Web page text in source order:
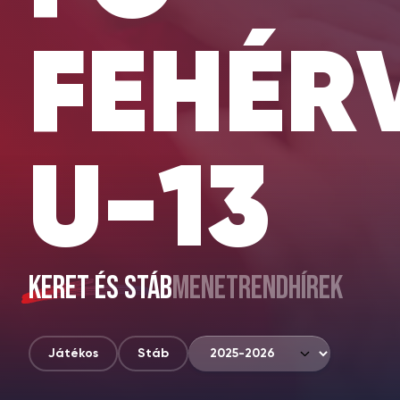
U-13
KERET ÉS STÁBMENETRENDHÍREK
Játékos Stáb